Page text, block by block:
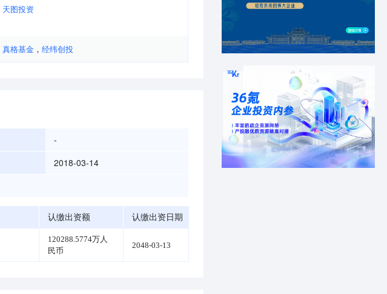
天图投资
真格基金 ， 经纬创投
-
2018-03-14
认缴出资额 认缴出资日期
120288.5774万人
民币
2048-03-13